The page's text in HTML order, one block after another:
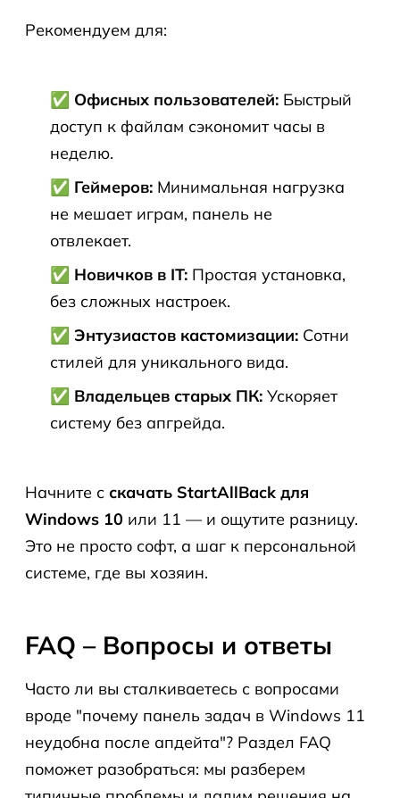
Рекомендуем для:
✅ Офисных пользователей: Быстрый
доступ к файлам сэкономит часы в
неделю.
✅ Геймеров: Минимальная нагрузка
не мешает играм, панель не
отвлекает.
✅ Новичков в IT: Простая установка,
без сложных настроек.
✅ Энтузиастов кастомизации: Сотни
стилей для уникального вида.
✅ Владельцев старых ПК: Ускоряет
систему без апгрейда.
Начните с скачать StartAllBack для
Windows 10 или 11 — и ощутите разницу.
Это не просто софт, а шаг к персональной
системе, где вы хозяин.
FAQ – Вопросы и ответы
Часто ли вы сталкиваетесь с вопросами
вроде "почему панель задач в Windows 11
неудобна после апдейта"? Раздел FAQ
поможет разобраться: мы разберем